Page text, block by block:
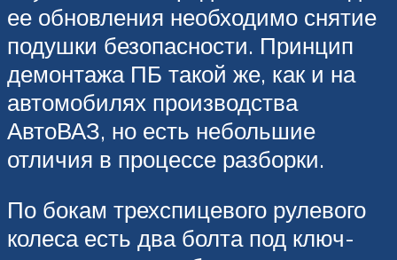
ее обновления необходимо снятие
подушки безопасности. Принцип
демонтажа ПБ такой же, как и на
автомобилях производства
АвтоВАЗ, но есть небольшие
отличия в процессе разборки.
По бокам трехспицевого рулевого
колеса есть два болта под ключ-